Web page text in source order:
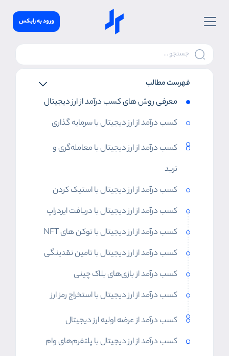
ورود به رابکس
فهرست مطالب
معرفی روش های کسب درآمد از ارز دیجیتال
کسب درآمد از ارز دیجیتال با سرمایه گذاری
کسب درآمد از ارز دیجیتال با معامله‌گری و
ترید
کسب درآمد از ارز دیجیتال با استیک کردن
کسب درآمد از ارز دیجیتال با دریافت ایردراپ
کسب درآمد از ارز دیجیتال با توکن های NFT
کسب درآمد از ارز دیجیتال با تامین نقدینگی
کسب درآمد از بازی‌های بلاک چینی
کسب درآمد از ارز دیجیتال با استخراج رمز ارز
کسب درآمد از عرضه اولیه ارز دیجیتال
کسب درآمد از ارز دیجیتال با پلتفرم‌های وام